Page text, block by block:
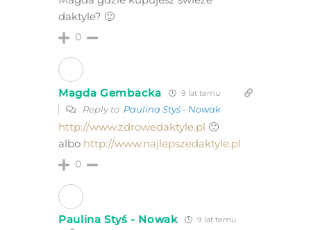
daktyle? 🙂
0
Magda Gembacka 9 lat temu
Reply to Paulina Styś - Nowak
http://www.zdrowedaktyle.pl 🙂
albo http://www.najlepszedaktyle.pl
0
Paulina Styś - Nowak 9 lat temu